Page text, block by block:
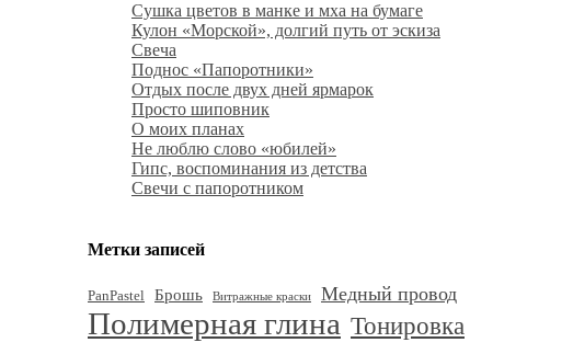
Сушка цветов в манке и мха на бумаге
Кулон «Морской», долгий путь от эскиза
Свеча
Поднос «Папоротники»
Отдых после двух дней ярмарок
Просто шиповник
О моих планах
Не люблю слово «юбилей»
Гипс, воспоминания из детства
Свечи с папоротником
Метки записей
PanPastel Брошь Витражные краски Медный провод
Полимерная глина Тонировка